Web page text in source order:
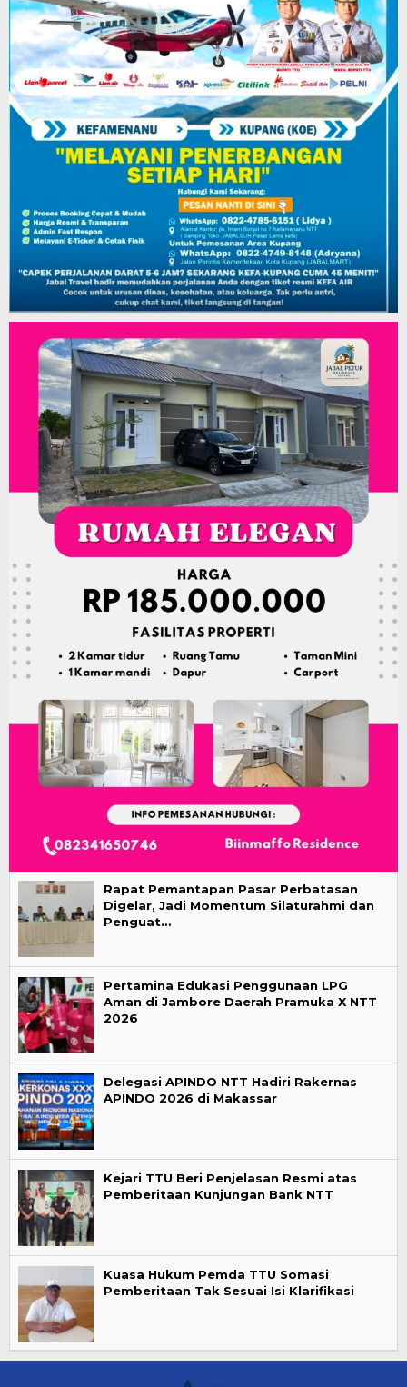
Rapat Pemantapan Pasar Perbatasan
Digelar, Jadi Momentum Silaturahmi dan
Penguat…
Pertamina Edukasi Penggunaan LPG
Aman di Jambore Daerah Pramuka X NTT
2026
Delegasi APINDO NTT Hadiri Rakernas
APINDO 2026 di Makassar
Kejari TTU Beri Penjelasan Resmi atas
Pemberitaan Kunjungan Bank NTT
Kuasa Hukum Pemda TTU Somasi
Pemberitaan Tak Sesuai Isi Klarifikasi